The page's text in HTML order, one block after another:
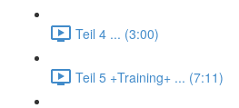
Teil 4 ... (3:00)
Teil 5 +Training+ ... (7:11)